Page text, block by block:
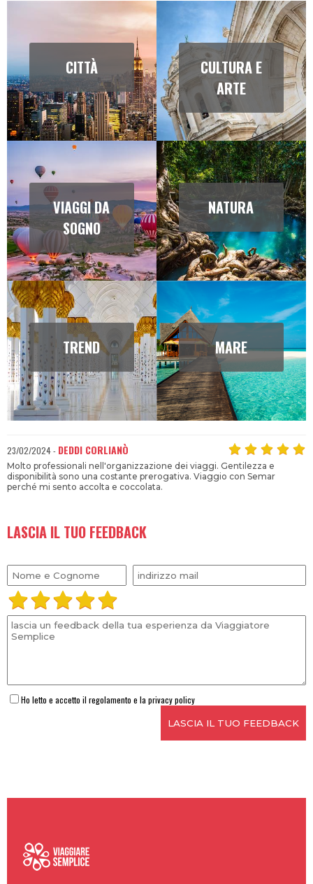
CITTÀ
CULTURA E
ARTE
VIAGGI DA
SOGNO
NATURA
TREND MARE
23/02/2024 - DEDDI CORLIANÒ
Molto professionali nell'organizzazione dei viaggi. Gentilezza e
disponibilità sono una costante prerogativa. Viaggio con Semar
perché mi sento accolta e coccolata.
LASCIA IL TUO FEEDBACK
Ho letto e accetto il regolamento e la privacy policy